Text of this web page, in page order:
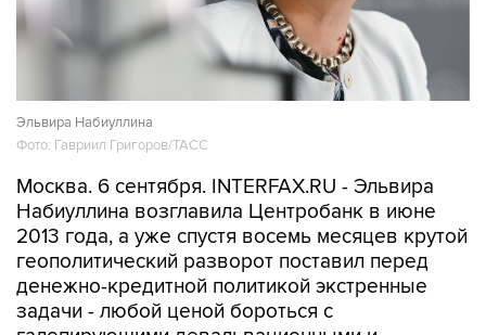
Эльвира Набиуллина
Фото: Гавриил Григоров/ТАСС
Москва. 6 сентября. INTERFAX.RU - Эльвира
Набиуллина возглавила Центробанк в июне
2013 года, а уже спустя восемь месяцев крутой
геополитический разворот поставил перед
денежно-кредитной политикой экстренные
задачи - любой ценой бороться с